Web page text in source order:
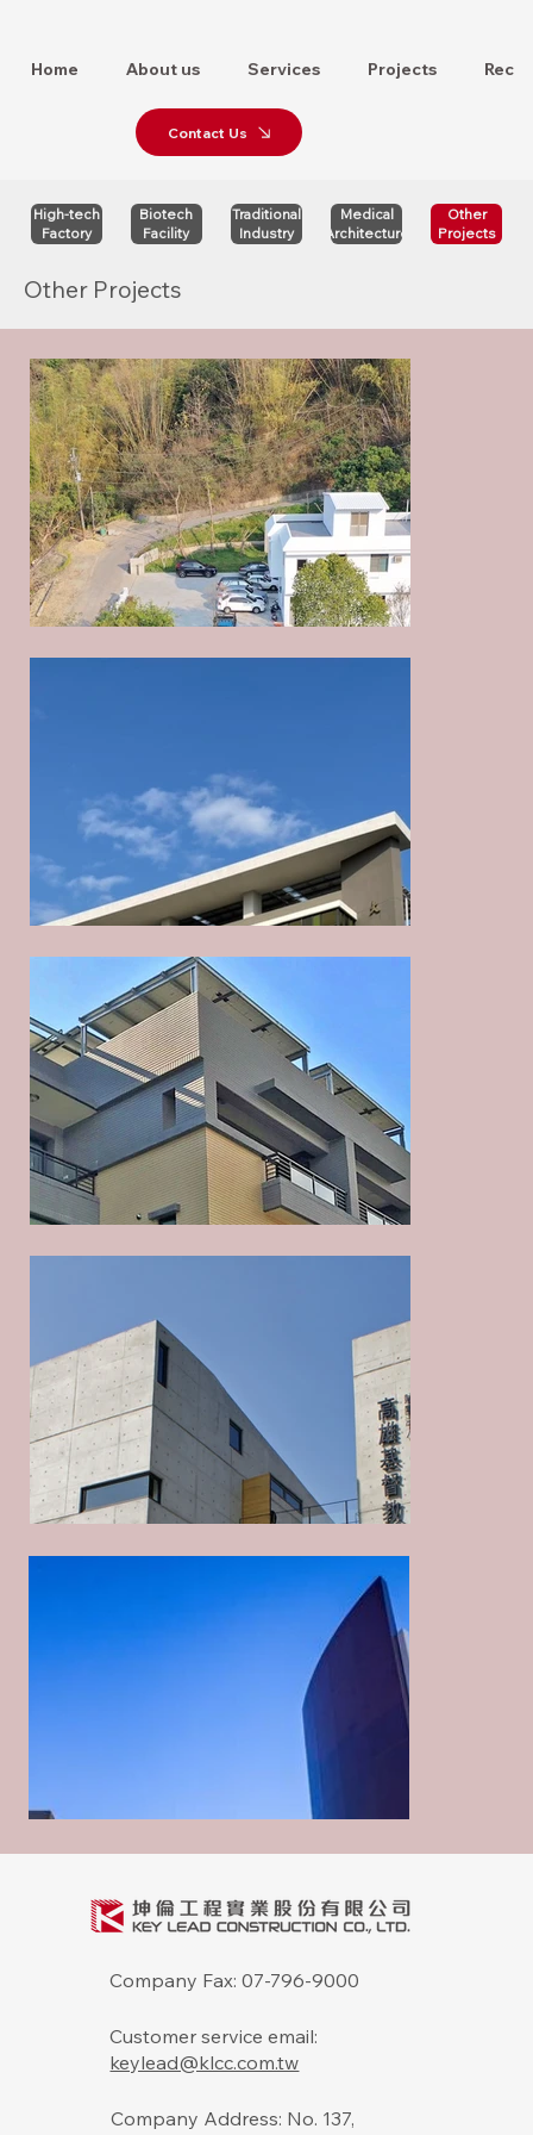
Home About us Services Projects
Contact Us
High-tech
Factory
Biotech
Facility
Traditional
Industry
Medical
Architecture
Other
Projects
Other Projects
田寮招待所
田寮招待所
大台南永康辦公室新建及室內裝修工程
大台南永康辦公室新建及室內裝修工程
大台南永康辦公室新建及室內裝修工程
大台南永康辦公室新建及室內裝修工程
大台南永康辦公室新建及室內裝修工程
鳳山教會新建工程
鳳山教會新建工程
Company Fax: 07-796-9000
Customer service email:
keylead@klcc.com.tw
Company Address: No. 137,